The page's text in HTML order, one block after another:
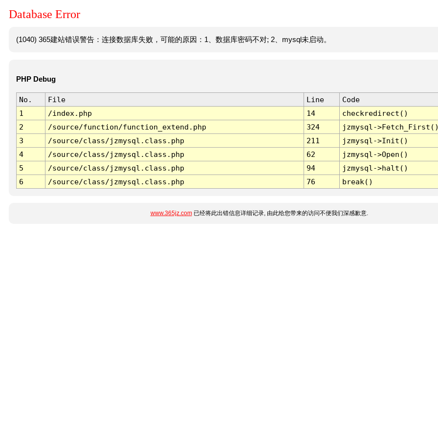
Database Error
(1040) 365建站错误警告：连接数据库失败，可能的原因：1、数据库密码不对; 2、mysql未启动。
PHP Debug
No. File Line
Code
1
/index.php 14
checkredirect()
2
/source/function/function_extend.php 324
jzmysql-
3
/source/class/jzmysql.class.php 211
jzmysql->Init()
4
/source/class/jzmysql.class.php 62
jzmysql->Open()
5
/source/class/jzmysql.class.php 94
jzmysql->halt()
6
/source/class/jzmysql.class.php 76 break()
www.365jz.com已经将此出错信息详细记录, 由此给您带来的访问不便我们深感歉意.